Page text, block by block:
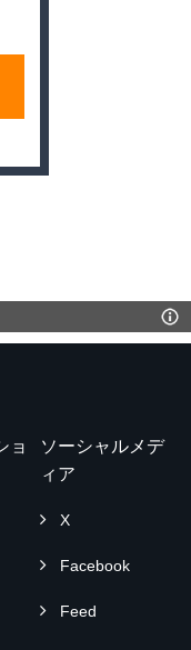
ョ
ソーシャルメデ
ィア
X
Facebook
Feed